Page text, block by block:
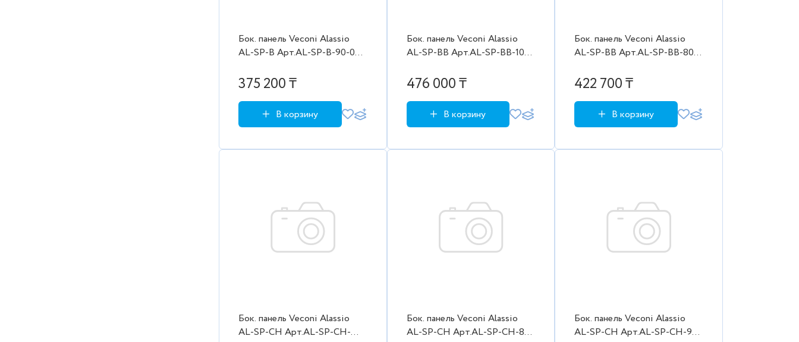
Бок. панель Veconi Alassio
AL-SP-B Арт.AL-SP-B-90-00-
(890-900/2000,черн.м
375 200 ₸
В корзину
Бок. панель Veconi Alassio
AL-SP-BB Арт.AL-SP-BB-100-
(990-1000/2000, черн.ма
476 000 ₸
В корзину
Бок. панель Veconi Alassio
AL-SP-BB Арт.AL-SP-BB-80-
(790-800/2000, черн.мат.
422 700 ₸
В корзину
Бок. панель Veconi Alassio
AL-SP-CH Арт.AL-SP-CH-
Бок. панель Veconi Alassio
AL-SP-CH Арт.AL-SP-CH-80-
Бок. панель Veconi Alassio
AL-SP-CH Арт.AL-SP-CH-90-